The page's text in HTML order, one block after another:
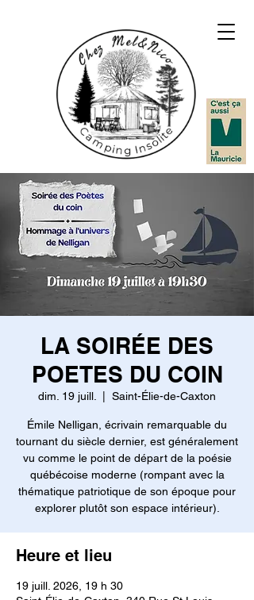
LA SOIRÉE DES
POETES DU COIN
dim. 19 juill. Saint-Élie-de-Caxton
Émile Nelligan, écrivain remarquable du
tournant du siècle dernier, est généralement
vu comme le point de départ de la poésie
québécoise moderne (rompant avec la
thématique patriotique de son époque pour
explorer plutôt son espace intérieur).
Heure et lieu
19 juill. 2026, 19 h 30